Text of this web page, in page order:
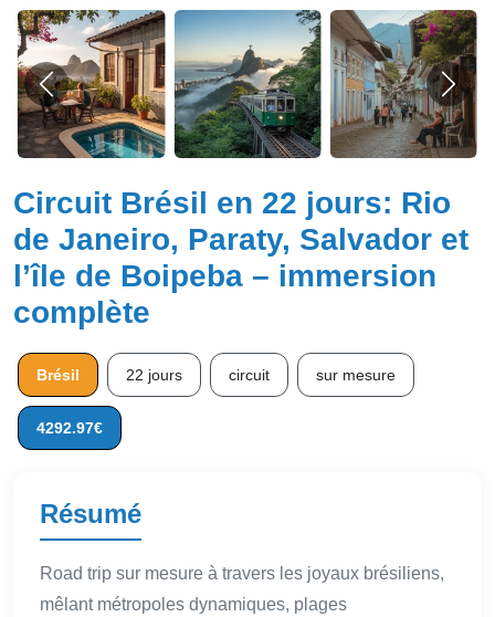
Circuit Brésil en 22 jours: Rio
de Janeiro, Paraty, Salvador et
l’île de Boipeba – immersion
complète
Brésil 22 jours circuit sur mesure
4292.97€
Résumé
Road trip sur mesure à travers les joyaux brésiliens,
mêlant métropoles dynamiques, plages